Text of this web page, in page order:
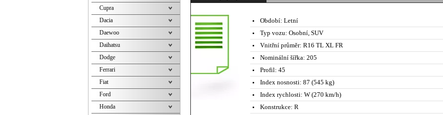
Období: Letní
Typ vozu: Osobní, SUV
Vnitřní průměr: R16 TL XL FR
Nominální šířka: 205
Profil: 45
Index nosnosti: 87 (545 kg)
Index rychlosti: W (270 km/h)
Konstrukce: R
Cupra
Dacia
Daewoo
Daihatsu
Dodge
Ferrari
Fiat
Ford
Honda